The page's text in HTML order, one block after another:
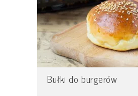
Bułki do burgerów